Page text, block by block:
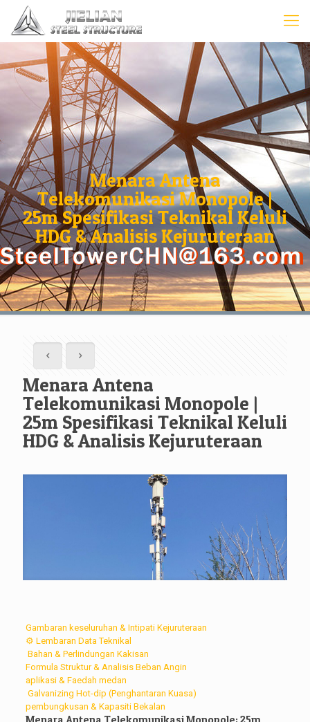
Menara Antena
Telekomunikasi Monopole |
25m Spesifikasi Teknikal Keluli
HDG & Analisis Kejuruteraan
Menara Antena
Telekomunikasi Monopole |
25m Spesifikasi Teknikal Keluli
HDG & Analisis Kejuruteraan
Gambaran keseluruhan & Intipati Kejuruteraan
⚙️ Lembaran Data Teknikal
️ Bahan & Perlindungan Kakisan
Formula Struktur & Analisis Beban Angin
aplikasi & Faedah medan
️ Galvanizing Hot-dip (Penghantaran Kuasa)
pembungkusan & Kapasiti Bekalan